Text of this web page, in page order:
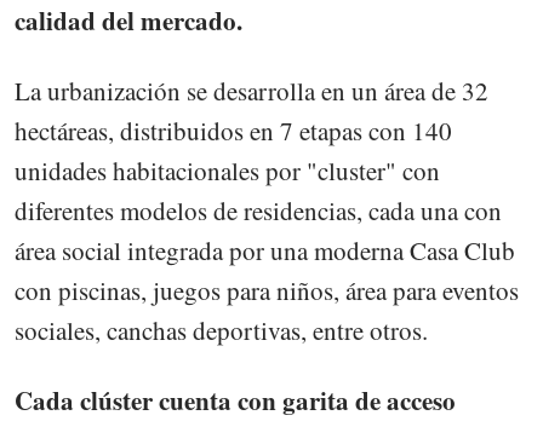
calidad del mercado.
La urbanización se desarrolla en un área de 32
hectáreas, distribuidos en 7 etapas con 140
unidades habitacionales por "cluster" con
diferentes modelos de residencias, cada una con
área social integrada por una moderna Casa Club
con piscinas, juegos para niños, área para eventos
sociales, canchas deportivas, entre otros.
Cada clúster cuenta con garita de acceso